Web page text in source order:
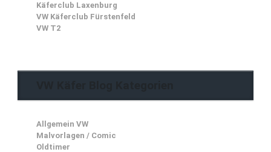
Käferclub Laxenburg
VW Käferclub Fürstenfeld
VW T2
Allgemein VW
Malvorlagen / Comic
Oldtimer